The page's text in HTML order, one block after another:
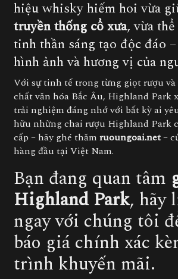
hiệu whisky hiếm hoi vừa
truyền thống cổ xưa, vừa
tinh thần sáng tạo độc đáo
hình ảnh và hương vị của
Với sự tinh tế trong từng giọt rượu
chất văn hóa Bắc Âu, Highland Park
trải nghiệm đáng nhớ với bất kỳ ai
hữu những chai rượu Highland Park
cấp – hãy ghé thăm ruoungoai.net–
hàng đầu tại Việt Nam.
Bạn đang quan tâm
Highland Park, hãy
ngay với chúng tôi
báo giá chính xác
trình khuyến mãi.